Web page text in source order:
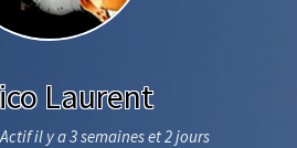
Laurent
il y a 3 semaines et 2 jours